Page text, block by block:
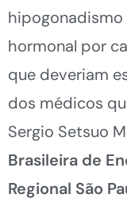
hormonal por
que deveriam
dos médicos
Sergio Setsuo
Brasileira de
Regional São